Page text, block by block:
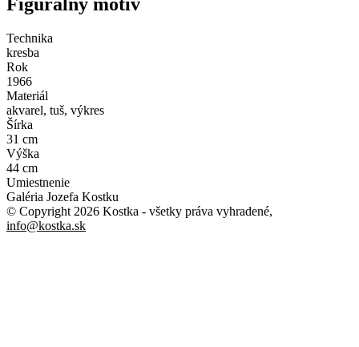
Technika
kresba
Rok
1966
Materiál
akvarel, tuš, výkres
Šírka
31 cm
Výška
44 cm
Umiestnenie
Galéria Jozefa Kostku
© Copyright 2026 Kostka - všetky práva vyhradené,
info@kostka.sk